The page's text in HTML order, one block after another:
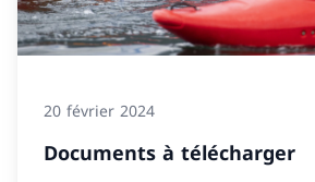
20 février 2024
Documents à télécharger